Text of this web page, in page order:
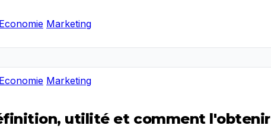
Economie Marketing
Economie Marketing
utilité et comment l'obtenir